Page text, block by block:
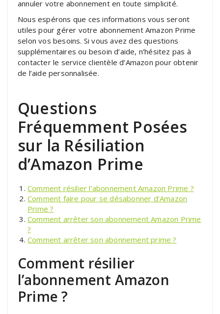
annuler votre abonnement en toute simplicité.
Nous espérons que ces informations vous seront
utiles pour gérer votre abonnement Amazon Prime
selon vos besoins. Si vous avez des questions
supplémentaires ou besoin d’aide, n’hésitez pas à
contacter le service clientèle d’Amazon pour obtenir
de l’aide personnalisée.
Questions
Fréquemment Posées
sur la Résiliation
d’Amazon Prime
Comment résilier l’abonnement Amazon Prime ?
Comment faire pour se désabonner d’Amazon
Prime ?
Comment arrêter son abonnement Amazon Prime
?
Comment arrêter son abonnement prime ?
Comment résilier
l’abonnement Amazon
Prime ?